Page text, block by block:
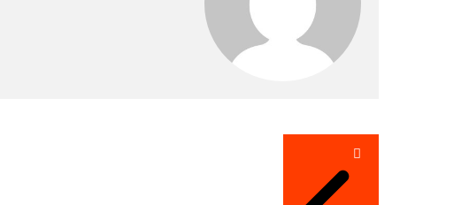
تصفّح
المقالات